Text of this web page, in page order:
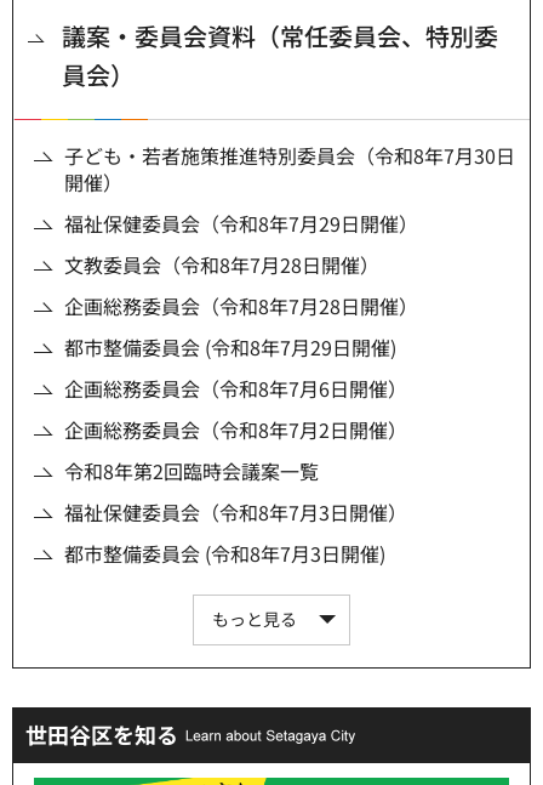
議案・委員会資料（常任委員会、特別委
員会）
子ども・若者施策推進特別委員会（令和8年7月30日
開催）
福祉保健委員会（令和8年7月29日開催）
文教委員会（令和8年7月28日開催）
企画総務委員会（令和8年7月28日開催）
都市整備委員会 (令和8年7月29日開催)
企画総務委員会（令和8年7月6日開催）
企画総務委員会（令和8年7月2日開催）
令和8年第2回臨時会議案一覧
福祉保健委員会（令和8年7月3日開催）
都市整備委員会 (令和8年7月3日開催)
もっと見る
世田谷区を知る